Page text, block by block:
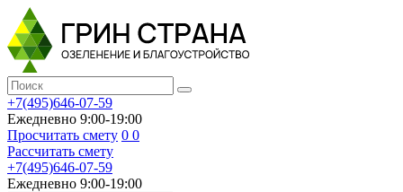
+7(495)646-07-59
Ежедневно 9:00-19:00
Просчитать смету 0 0
Рассчитать смету
+7(495)646-07-59
Ежедневно 9:00-19:00